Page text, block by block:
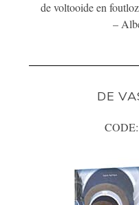
de voltooide en
–
DE